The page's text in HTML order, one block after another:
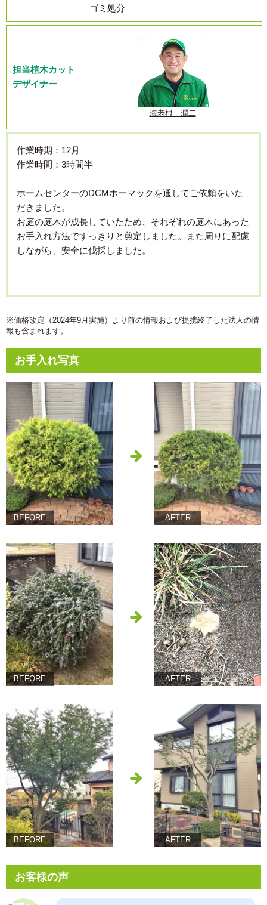
ゴミ処分
担当植木カット
デザイナー
海老根 潤二
作業時期：12月
作業時間：3時間半
ホームセンターのDCMホーマックを通してご依頼をいた
だきました。
お庭の庭木が成長していたため、それぞれの庭木にあった
お手入れ方法ですっきりと剪定しました。また周りに配慮
しながら、安全に伐採しました。
※価格改定（2024年9月実施）より前の情報および提携終了した法人の情
報も含まれます。
お手入れ写真
BEFORE AFTER
BEFORE AFTER
BEFORE AFTER
お客様の声